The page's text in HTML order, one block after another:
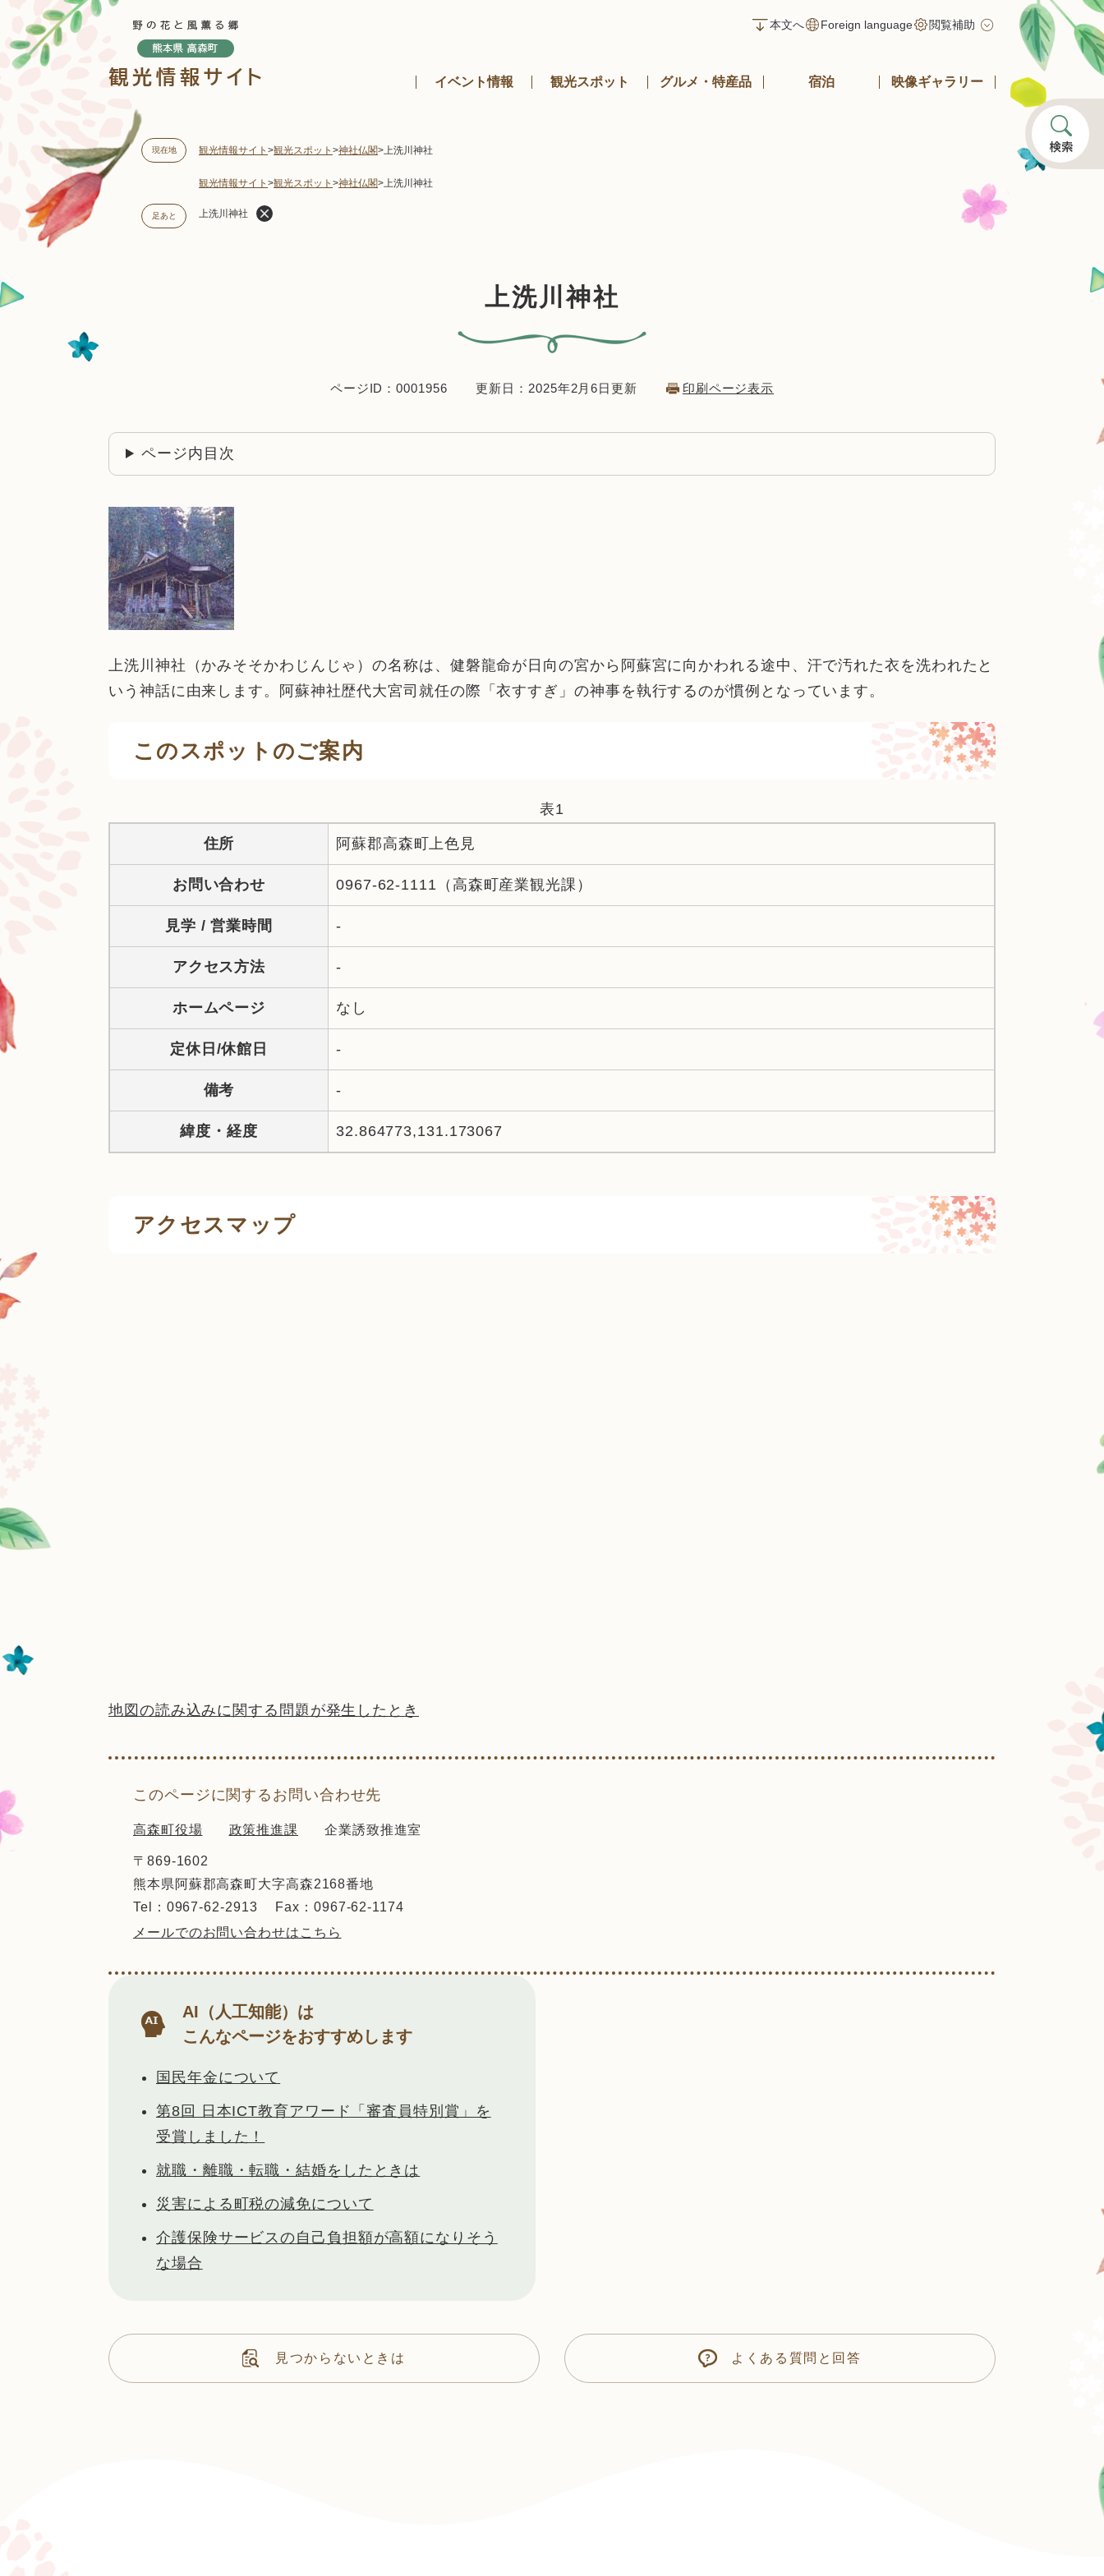
ジ
の
本文へ
Foreign language 閲覧補助
イベント情報 観光スポット グルメ・特産品 宿泊 映像ギャラリー
現在地 観光情報サイト >観光スポット >神社仏閣>上洗川神社
観光情報サイト >観光スポット >神社仏閣>上洗川神社
足あと 上洗川神社
上洗川神社
ページID：0001956 更新日：2025年2月6日更新 印刷ページ表示
ページ内目次
上洗川神社（かみそそかわじんじゃ）の名称は、健磐龍命が日向の宮から阿蘇宮に向かわれる途中、汗で汚れた衣を洗われたと
いう神話に由来します。阿蘇神社歴代大宮司就任の際「衣すすぎ」の神事を執行するのが慣例となっています。
このスポットのご案内
表1
住所 阿蘇郡高森町上色見
お問い合わせ 0967-62-1111（高森町産業観光課）
見学 / 営業時間 -
アクセス方法 -
ホームページ なし
定休日/休館日 -
備考 -
緯度・経度 32.864773,131.173067
アクセスマップ
地図の読み込みに関する問題が発生したとき
このページに関するお問い合わせ先
高森町役場 政策推進課 企業誘致推進室
〒869-1602
熊本県阿蘇郡高森町大字高森2168番地
Tel：0967-62-2913
Fax：0967-62-1174
メールでのお問い合わせはこちら
AI（人工知能）は
こんなページをおすすめします
国民年金について
第8回 日本ICT教育アワード「審査員特別賞」を
受賞しました！
就職・離職・転職・結婚をしたときは
災害による町税の減免について
介護保険サービスの自己負担額が高額になりそう
な場合
見つからないときは よくある質問と回答